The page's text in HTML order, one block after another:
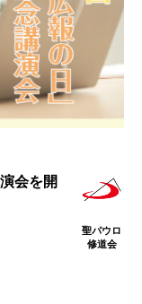
会を開
聖パウロ
修道会